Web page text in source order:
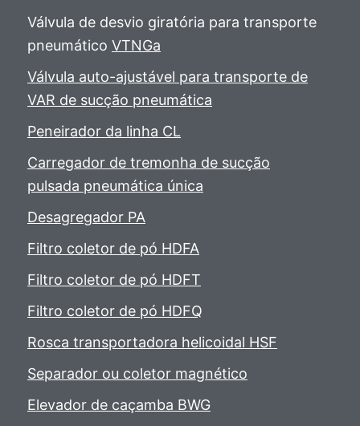
Válvula de desvio giratória para transporte
pneumático VTNGa
Válvula auto-ajustável para transporte de
VAR de sucção pneumática
Peneirador da linha CL
Carregador de tremonha de sucção
pulsada pneumática única
Desagregador PA
Filtro coletor de pó HDFA
Filtro coletor de pó HDFT
Filtro coletor de pó HDFQ
Rosca transportadora helicoidal HSF
Separador ou coletor magnético
Elevador de caçamba BWG